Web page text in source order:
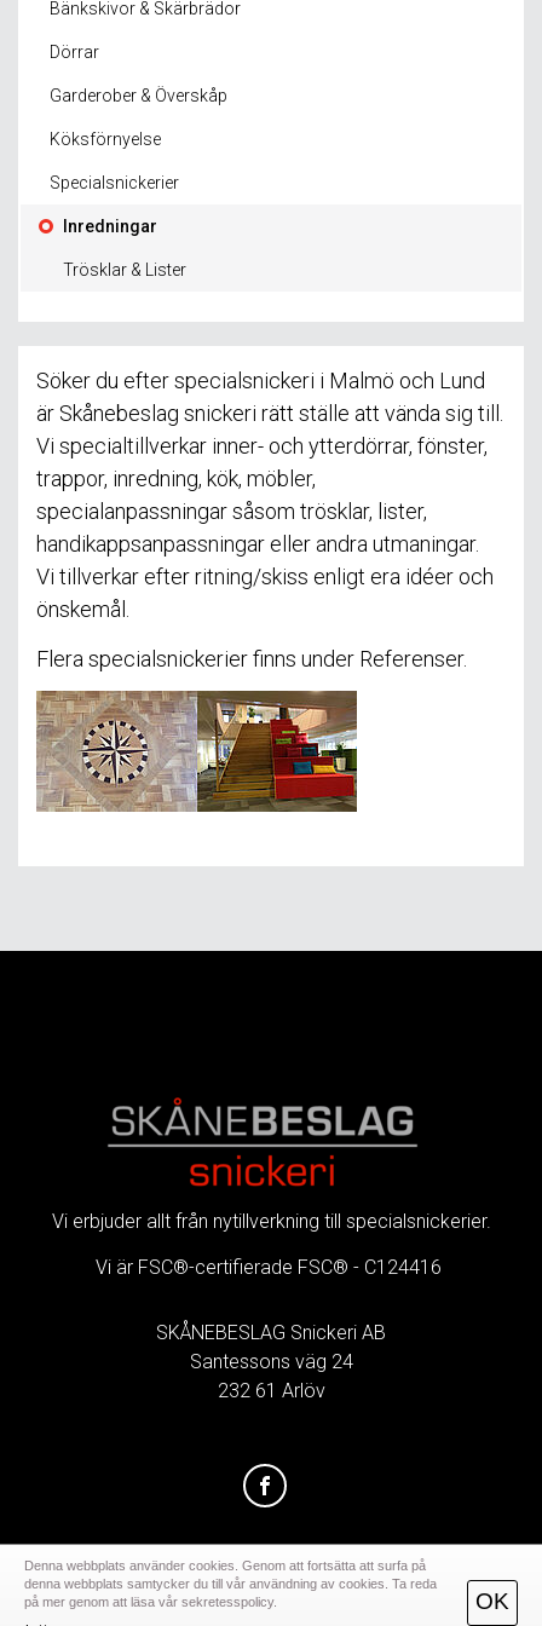
Bänkskivor & Skärbrädor
Dörrar
Garderober & Överskåp
Köksförnyelse
Specialsnickerier
Inredningar
Trösklar & Lister
Söker du efter specialsnickeri i Malmö och Lund
är Skånebeslag snickeri rätt ställe att vända sig till.
Vi specialtillverkar inner- och ytterdörrar, fönster,
trappor, inredning, kök, möbler,
specialanpassningar såsom trösklar, lister,
handikappsanpassningar eller andra utmaningar.
Vi tillverkar efter ritning/skiss enligt era idéer och
önskemål.
Flera specialsnickerier finns under Referenser.
Vi erbjuder allt från nytillverkning till specialsnickerier.
Vi är FSC®-certifierade FSC® - C124416
SKÅNEBESLAG Snickeri AB
Santessons väg 24
232 61 Arlöv
Denna webbplats använder cookies. Genom att fortsätta att surfa på
denna webbplats samtycker du till vår användning av cookies. Ta reda
på mer genom att läsa vår sekretesspolicy.
OK